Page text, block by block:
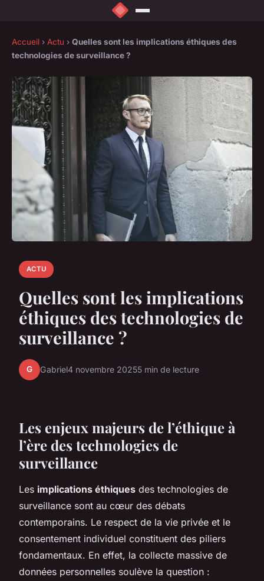
Accueil › Actu › Quelles sont les implications éthiques des
technologies de surveillance ?
ACTU
Quelles sont les implications
éthiques des technologies de
surveillance ?
G Gabriel4 novembre 20255 min de lecture
Les enjeux majeurs de l’éthique à
l’ère des technologies de
surveillance
Les implications éthiques des technologies de
surveillance sont au cœur des débats
contemporains. Le respect de la vie privée et le
consentement individuel constituent des piliers
fondamentaux. En effet, la collecte massive de
données personnelles soulève la question :